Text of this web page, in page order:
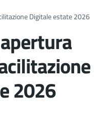
Digitale estate 2026
2026